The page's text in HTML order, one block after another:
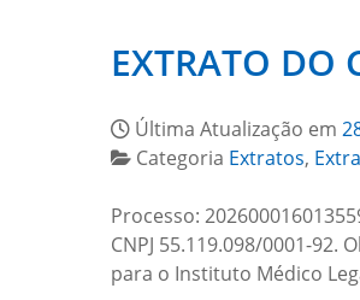
EXTRATO DO
Última Atualização em
Categoria Extratos,
Processo:
CNPJ 55.119.098/0001-
para o Instituto Médico